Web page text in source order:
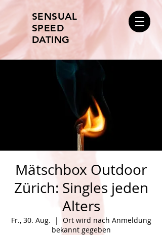
SENSUAL
SPEED
DATING
Mätschbox Outdoor
Zürich: Singles jeden
Alters
Fr., 30. Aug.
  |
Ort wird nach Anmeldung
bekannt gegeben